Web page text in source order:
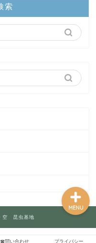
索
空 昆虫基地
☎問い合わせ プライバシー
MENU
陸上部隊
のカブトムシ